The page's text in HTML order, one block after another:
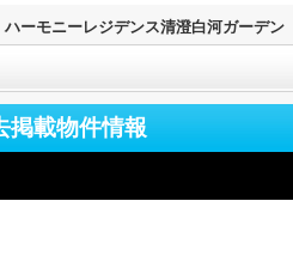
ハーモニーレジデンス清澄白河ガーデン
掲載物件情報